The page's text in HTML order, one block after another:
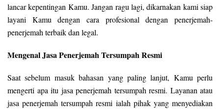
lancar kepentingan Kamu. Jangan ragu lagi, dikarnakan kami siap
layani Kamu dengan cara profesional dengan penerjemah-
penerjemah terbaik dan legal.
Mengenal Jasa Penerjemah Tersumpah Resmi
Saat sebelum masuk bahasan yang paling lanjut, Kamu perlu
mengerti apa itu jasa penerjemah tersumpah resmi. Layanan atau
jasa penerjemah tersumpah resmi ialah pihak yang menyediakan